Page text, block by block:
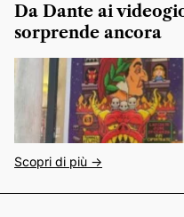
Da Dante ai
sorprende ancora
Scopri di più ->